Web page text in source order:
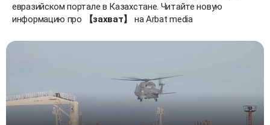
евразийском портале в Казахстане. Читайте новую
информацию про
【захват】 на Arbat media